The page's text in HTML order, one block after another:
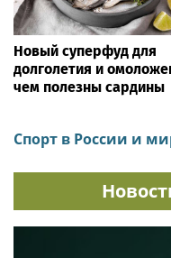
Новый суперфуд для
долголетия и
чем полезны сардины
Спорт в России и